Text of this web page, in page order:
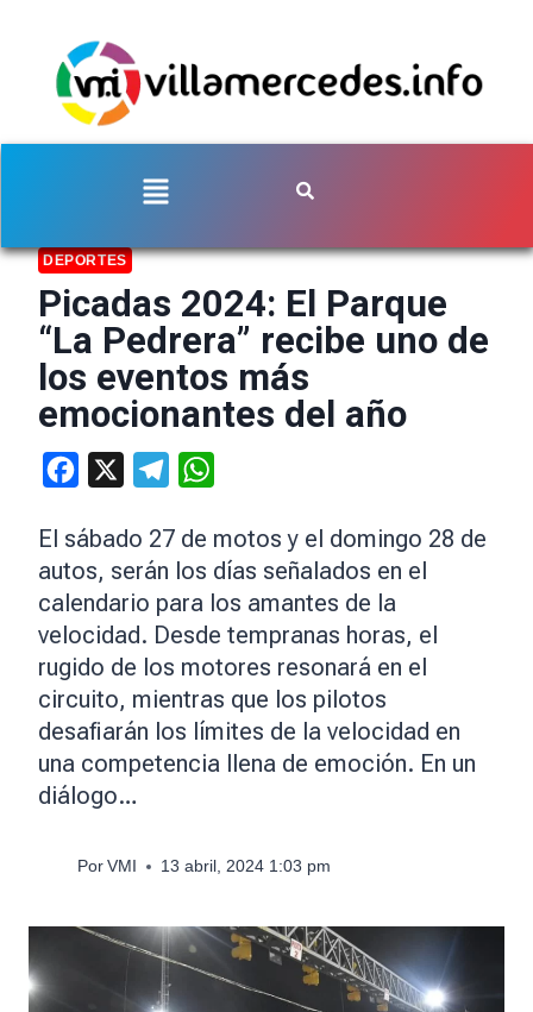
DEPORTES
Picadas 2024: El Parque
“La Pedrera” recibe uno de
los eventos más
emocionantes del año
Facebook Telegram
El sábado 27 de motos y el domingo 28 de
autos, serán los días señalados en el
calendario para los amantes de la
velocidad. Desde tempranas horas, el
rugido de los motores resonará en el
circuito, mientras que los pilotos
desafiarán los límites de la velocidad en
una competencia llena de emoción. En un
diálogo…
Por VMI 13 abril, 2024 1:03 pm